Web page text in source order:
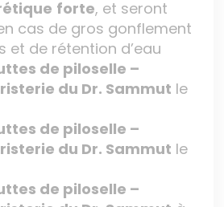
forte, et seront
cas de gros gonflement
et de rétention d’eau
de piloselle –
du Dr. Sammut le
de piloselle –
du Dr. Sammut le
de piloselle –